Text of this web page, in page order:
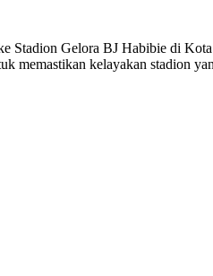
Gelora BJ Habibie di Kota
memastikan kelayakan stadion